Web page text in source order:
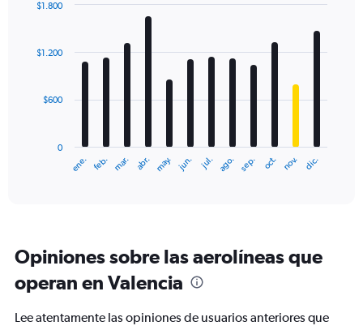
with
12
The
categories.
chart
1
ene. feb. mar. abr. may. jun. jul. ago. sep. oct. nov. dic.
0
$600
$1.200
$1.800
Opiniones sobre las aerolíneas que
operan en Valencia
Lee atentamente las opiniones de usuarios anteriores que